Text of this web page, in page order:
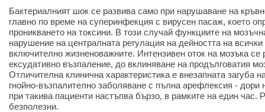
Бактериалният шок се развива само при нарушаване на
главно по време на суперинфекция с вирусен пасаж, което
проникването на токсини. В този случай функциите на
нарушение на централната регулация на дейността на
включително жизненоважните. Интензивен оток на мозъка се
ексудативно възпаление, до вклиняване на продълговатия
Отличителна клинична характеристика е внезапната загуба
гнойно-възпалително заболяване с пълна арефлексия -
при такива пациенти настъпва бързо, в рамките на един час.
безполезни.